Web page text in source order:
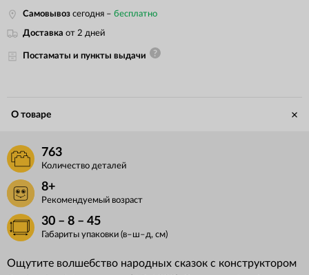
Самовывоз сегодня – бесплатно
Доставка от 2 дней
Постаматы и пункты выдачи
О товаре
763
Количество деталей
8+
Рекомендуемый возраст
30 – 8 – 45
Габариты упаковки (в–ш–д, см)
Ощутите волшебство народных сказок с конструктором